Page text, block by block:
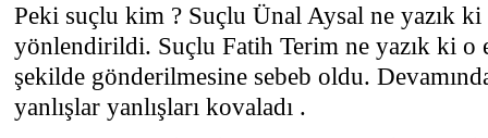
Peki suçlu kim ? Suçlu Ünal Aysal ne yazık ki
yönlendirildi. Suçlu Fatih Terim ne yazık ki o
şekilde gönderilmesine sebeb oldu.
yanlışlar yanlışları kovaladı .